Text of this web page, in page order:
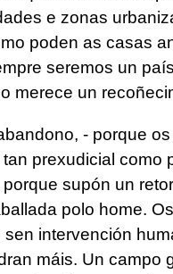
e zonas
poden as casas
seremos un
merece un
- porque
prexudicial como
supón un
polo home.
intervención
máis. Un campo